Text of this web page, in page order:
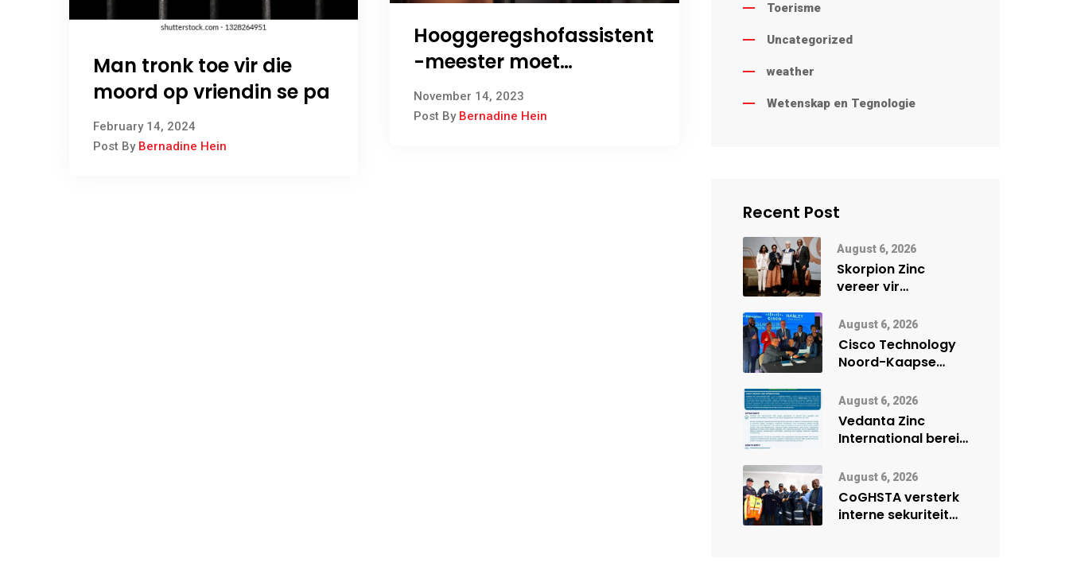
Man tronk toe vir die
moord op vriendin se pa
February 14, 2024
Post By Bernadine Hein
Hooggeregshofassistent
-meester moet
tronkstraf uitdien vir
omkoopgeld
November 14, 2023
Post By Bernadine Hein
Toerisme
Uncategorized
weather
Wetenskap en Tegnologie
Recent Post
August 6, 2026
Skorpion Zinc
vereer vir
veiligheidsprestasie
by Namibië Mynbou
Ekspo
August 6, 2026
Cisco Technology
Noord-Kaapse
digitale toekoms
deur Cisco-
vennootskap
August 6, 2026
Vedanta Zinc
International berei
vir moontlike
herbegin
August 6, 2026
CoGHSTA versterk
interne sekuriteit